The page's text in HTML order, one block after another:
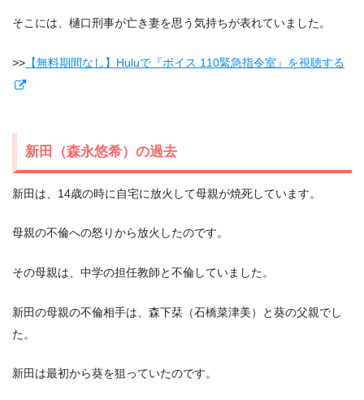
そこには、樋口刑事が亡き妻を思う気持ちが表れていました。
>> 【無料期間なし】Huluで『ボイス 110緊急指令室』を視聴する
新田（森永悠希）の過去
新田は、14歳の時に自宅に放火して母親が焼死しています。
母親の不倫への怒りから放火したのです。
その母親は、中学の担任教師と不倫していました。
新田の母親の不倫相手は、森下栞（石橋菜津美）と葵の父親でし
た。
新田は最初から葵を狙っていたのです。